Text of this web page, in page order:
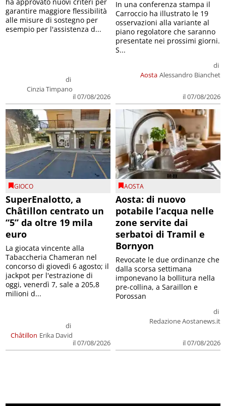
di
Cinzia Timpano
il 07/08/2026
garantire maggiore flessibilità
alle misure di sostegno per
esempio per l'assistenza d...
Aosta
di
Alessandro Bianchet
il 07/08/2026
In una conferenza stampa il
Carroccio ha illustrato le 19
osservazioni alla variante al
piano regolatore che saranno
presentate nei prossimi giorni.
S...
GIOCO
SuperEnalotto, a
Châtillon centrato un
“5” da oltre 19 mila
euro
Châtillon
di
Erika David
il 07/08/2026
La giocata vincente alla
Tabaccheria Chameran nel
concorso di giovedì 6 agosto; il
jackpot per l'estrazione di
oggi, venerdì 7, sale a 205,8
milioni d...
AOSTA
Aosta: di nuovo
potabile l’acqua nelle
zone servite dai
serbatoi di Tramil e
Bornyon
di
Redazione Aostanews.it
il 07/08/2026
Revocate le due ordinanze che
dalla scorsa settimana
imponevano la bollitura nella
pre-collina, a Saraillon e
Porossan